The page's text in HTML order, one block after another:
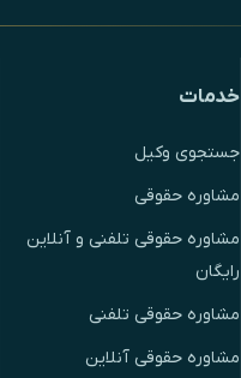
خدمات
جستجوی وکیل
مشاوره حقوقی
مشاوره حقوقی تلفنی و آنلاین
رایگان
مشاوره حقوقی تلفنی
مشاوره حقوقی آنلاین